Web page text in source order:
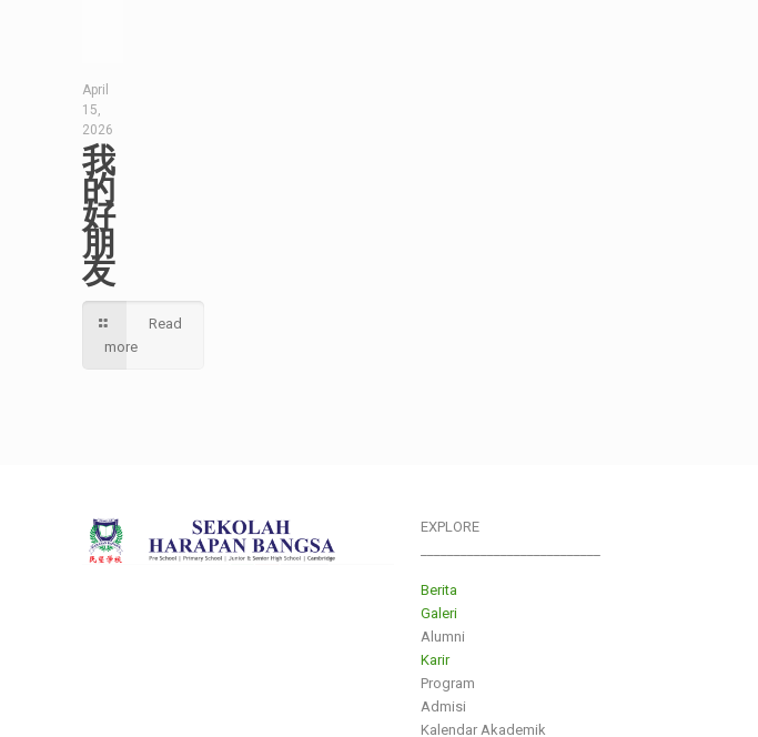
April
15,
2026
我
的
好
朋
友
Read
more
EXPLORE
Berita
Galeri
Alumni
Karir
Program
Admisi
Kalendar Akademik